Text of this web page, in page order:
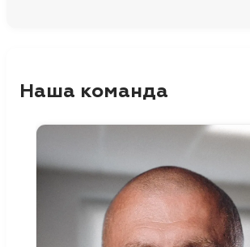
Наша команда